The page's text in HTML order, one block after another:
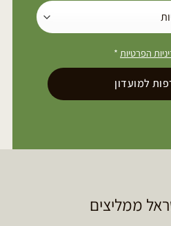
הפרטיות *
למועדון
ממליצים